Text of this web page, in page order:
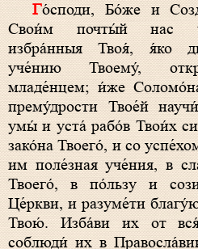
Го́споди, Бо́же и Созда́телю наш, о́бразом
Свои́м почты́й нас
избра́нныя Твоя́, я́ко
уче́нию Твоему́,
младе́нцем; и́же
прему́дрости Твое́й
умы́ и уста́ рабо́в Твои́х
зако́на Твоего́, и со
им поле́зная уче́ния, в
Твоего́, в по́льзу и
Це́ркви, и разуме́ти
Твою́. Изба́ви их от
соблюди́ их в